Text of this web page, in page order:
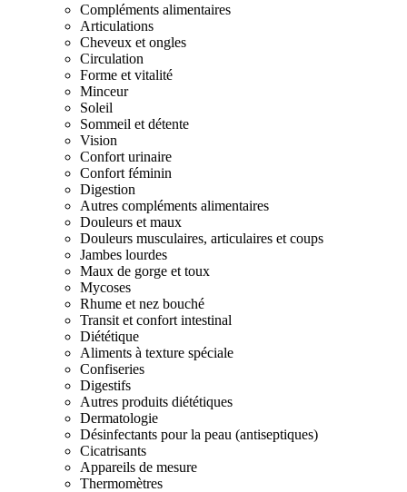
Compléments alimentaires
Articulations
Cheveux et ongles
Circulation
Forme et vitalité
Minceur
Soleil
Sommeil et détente
Vision
Confort urinaire
Confort féminin
Digestion
Autres compléments alimentaires
Douleurs et maux
Douleurs musculaires, articulaires et coups
Jambes lourdes
Maux de gorge et toux
Mycoses
Rhume et nez bouché
Transit et confort intestinal
Diététique
Aliments à texture spéciale
Confiseries
Digestifs
Autres produits diététiques
Dermatologie
Désinfectants pour la peau (antiseptiques)
Cicatrisants
Appareils de mesure
Thermomètres